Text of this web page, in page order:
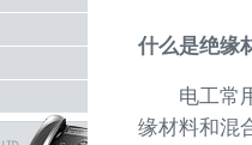
什么是绝缘
电工常用
缘材料和混